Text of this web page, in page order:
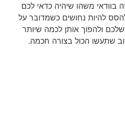
משהו שיהיה כדאי לכם
להיות נחושים כשמדובר על
ולהפוך אותן לכמה שיותר
שתעשו הכול בצורה חכמה.